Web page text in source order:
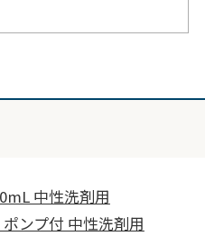
中性洗剤用
ンプ付 中性洗剤用